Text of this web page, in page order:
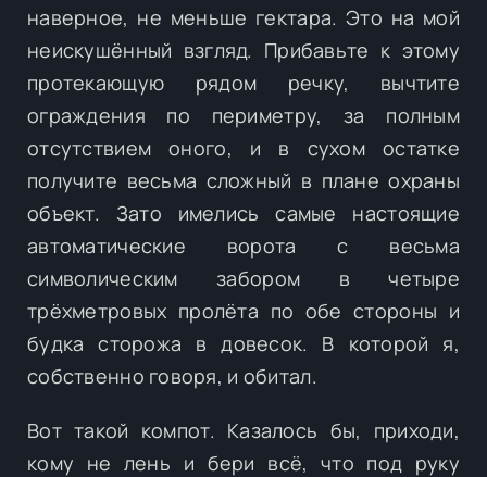
наверное, не меньше гектара. Это на мой
неискушённый взгляд. Прибавьте к этому
протекающую рядом речку, вычтите
ограждения по периметру, за полным
отсутствием оного, и в сухом остатке
получите весьма сложный в плане охраны
объект. Зато имелись самые настоящие
автоматические ворота с весьма
символическим забором в четыре
трёхметровых пролёта по обе стороны и
будка сторожа в довесок. В которой я,
собственно говоря, и обитал.
Вот такой компот. Казалось бы, приходи,
кому не лень и бери всё, что под руку